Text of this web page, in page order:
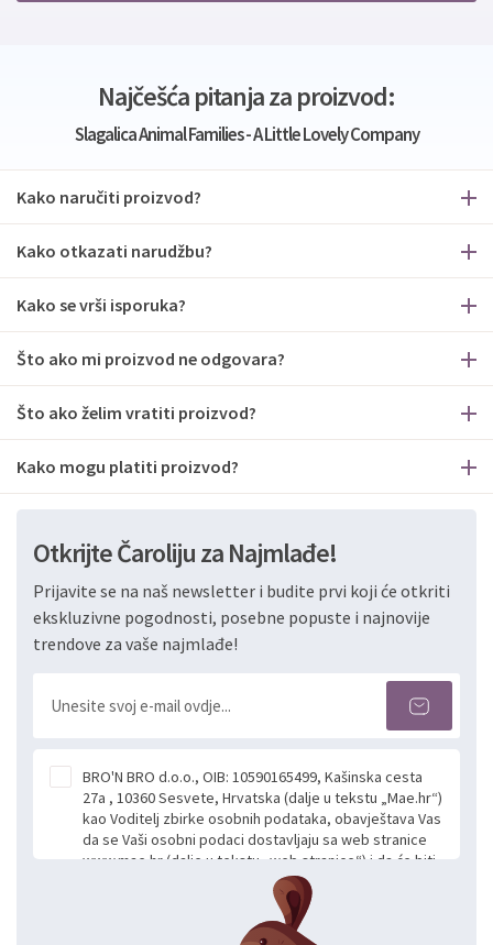
Najčešća pitanja za proizvod:
Slagalica Animal Families - A Little Lovely Company
Kako naručiti proizvod?
Kako otkazati narudžbu?
Kako se vrši isporuka?
Što ako mi proizvod ne odgovara?
Što ako želim vratiti proizvod?
Kako mogu platiti proizvod?
Otkrijte Čaroliju za Najmlađe!
Prijavite se na naš newsletter i budite prvi koji će otkriti
ekskluzivne pogodnosti, posebne popuste i najnovije
trendove za vaše najmlađe!
BRO'N BRO d.o.o., OIB: 10590165499, Kašinska cesta
27a , 10360 Sesvete, Hrvatska (dalje u tekstu „Mae.hr“)
kao Voditelj zbirke osobnih podataka, obavještava Vas
da se Vaši osobni podaci dostavljaju sa web stranice
www.mae.hr (dalje u tekstu „web stranice“) i da će biti
obrađeni. Prihvaćanjem ove Izjave smatra se da
slobodno i izričito dajete privolu za prikupljanje i daljnju
obradu Vaših osobnih podataka koje ustupate Mae.hr